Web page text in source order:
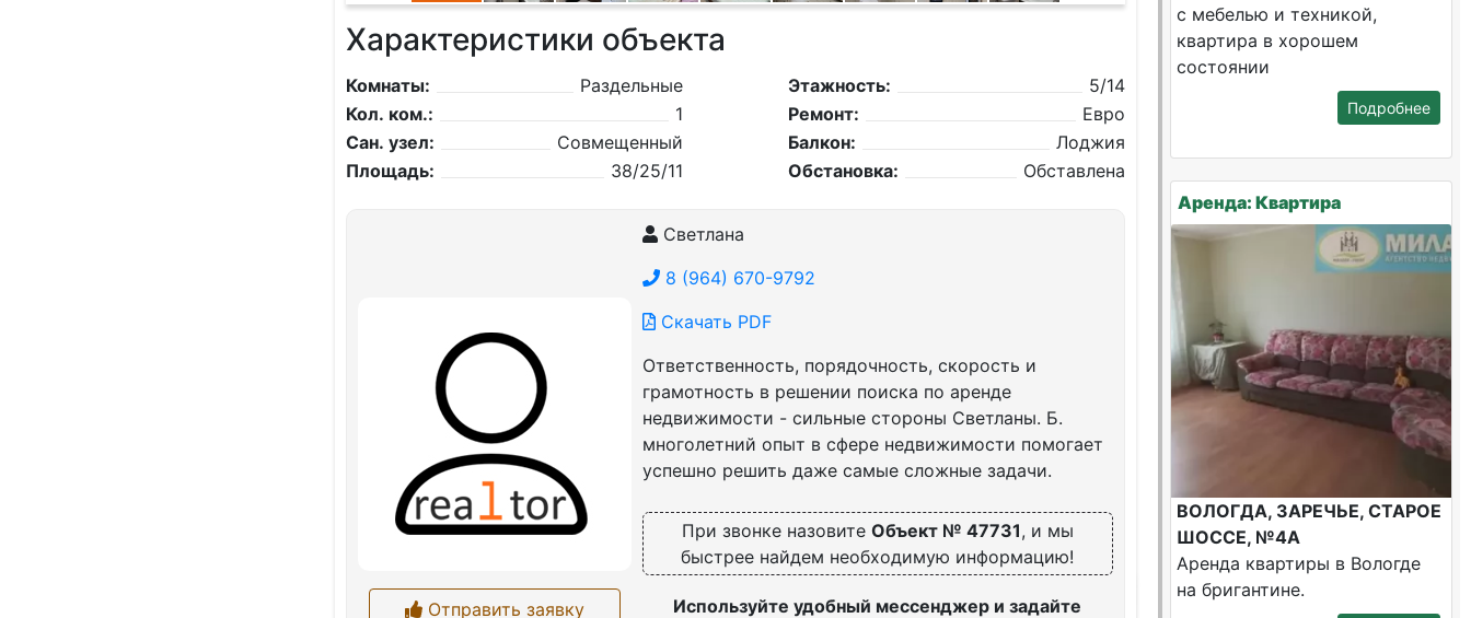
Характеристики объекта
Комнаты:
Раздельные
Кол. ком.:
1
Сан. узел:
Совмещенный
Площадь:
38/25/11
Этажность:
5/14
Ремонт:
Евро
Балкон:
Лоджия
Обстановка:
Обставлена
Отправить заявку
Светлана
8 (964) 670-9792
Скачать PDF
Ответственность, порядочность, скорость и
грамотность в решении поиска по аренде
недвижимости - сильные стороны Светланы. Б.
многолетний опыт в сфере недвижимости помогает
успешно решить даже самые сложные задачи.
При звонке назовите Объект № 47731, и мы
быстрее найдем необходимую информацию!
Используйте удобный мессенджер и задайте
с мебелью и техникой,
квартира в хорошем
состоянии
Подробнее
Аренда: Квартира
ВОЛОГДА, ЗАРЕЧЬЕ, СТАРОЕ
ШОССЕ, №4А
Аренда квартиры в Вологде
на бригантине.